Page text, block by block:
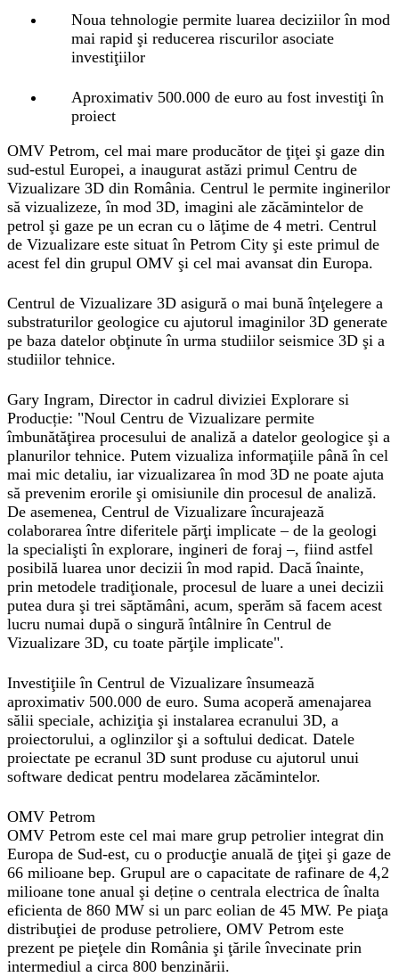
Noua tehnologie permite luarea deciziilor în mod
mai rapid şi reducerea riscurilor asociate
investiţiilor
Aproximativ 500.000 de euro au fost investiţi în
proiect
OMV Petrom, cel mai mare producător de ţiţei şi gaze din
sud-estul Europei, a inaugurat astăzi primul Centru de
Vizualizare 3D din România. Centrul le permite inginerilor
să vizualizeze, în mod 3D, imagini ale zăcămintelor de
petrol şi gaze pe un ecran cu o lăţime de 4 metri. Centrul
de Vizualizare este situat în Petrom City şi este primul de
acest fel din grupul OMV şi cel mai avansat din Europa.
Centrul de Vizualizare 3D asigură o mai bună înţelegere a
substraturilor geologice cu ajutorul imaginilor 3D generate
pe baza datelor obţinute în urma studiilor seismice 3D şi a
studiilor tehnice.
Gary Ingram, Director in cadrul diviziei Explorare si
Producție: "Noul Centru de Vizualizare permite
îmbunătăţirea procesului de analiză a datelor geologice şi a
planurilor tehnice. Putem vizualiza informaţiile până în cel
mai mic detaliu, iar vizualizarea în mod 3D ne poate ajuta
să prevenim erorile şi omisiunile din procesul de analiză.
De asemenea, Centrul de Vizualizare încurajează
colaborarea între diferitele părţi implicate – de la geologi
la specialişti în explorare, ingineri de foraj –, fiind astfel
posibilă luarea unor decizii în mod rapid. Dacă înainte,
prin metodele tradiţionale, procesul de luare a unei decizii
putea dura şi trei săptămâni, acum, sperăm să facem acest
lucru numai după o singură întâlnire în Centrul de
Vizualizare 3D, cu toate părţile implicate".
Investiţiile în Centrul de Vizualizare însumează
aproximativ 500.000 de euro. Suma acoperă amenajarea
sălii speciale, achiziţia şi instalarea ecranului 3D, a
proiectorului, a oglinzilor şi a softului dedicat. Datele
proiectate pe ecranul 3D sunt produse cu ajutorul unui
software dedicat pentru modelarea zăcămintelor.
OMV Petrom
OMV Petrom este cel mai mare grup petrolier integrat din
Europa de Sud-est, cu o producţie anuală de ţiţei şi gaze de
66 milioane bep. Grupul are o capacitate de rafinare de 4,2
milioane tone anual şi deține o centrala electrica de înalta
eficienta de 860 MW si un parc eolian de 45 MW. Pe piaţa
distribuţiei de produse petroliere, OMV Petrom este
prezent pe pieţele din România şi ţările învecinate prin
intermediul a circa 800 benzinării.